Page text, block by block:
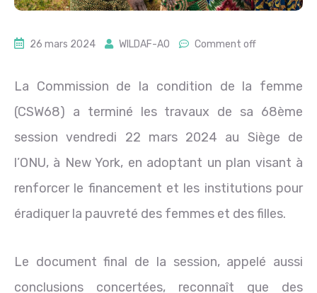
26 mars 2024 WILDAF-AO Comment off
La Commission de la condition de la femme
(CSW68) a terminé les travaux de sa 68ème
session vendredi 22 mars 2024 au Siège de
l’ONU, à New York, en adoptant un plan visant à
renforcer le financement et les institutions pour
éradiquer la pauvreté des femmes et des filles.
Le document final de la session, appelé aussi
conclusions concertées, reconnaît que des